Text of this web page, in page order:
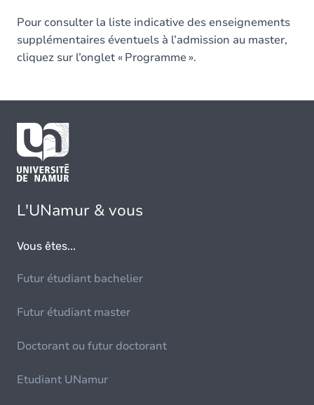
Pour consulter la liste indicative des enseignements
supplémentaires éventuels à l’admission au master,
cliquez sur l’onglet « Programme ».
L'UNamur & vous
Vous êtes...
Futur étudiant bachelier
Futur étudiant master
Doctorant ou futur doctorant
Etudiant UNamur